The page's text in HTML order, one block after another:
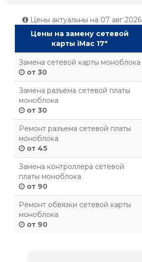
Цены актуальны на 07 авг 2026
Цены на замену сетевой
карты iMac 17"
Замена сетевой карты моноблока
от 30
Замена разъема сетевой платы
моноблока
от 30
Ремонт разъема сетевой платы
моноблока
от 45
Замена контроллера сетевой
платы моноблока
от 90
Ремонт обвязки сетевой карты
моноблока
от 90